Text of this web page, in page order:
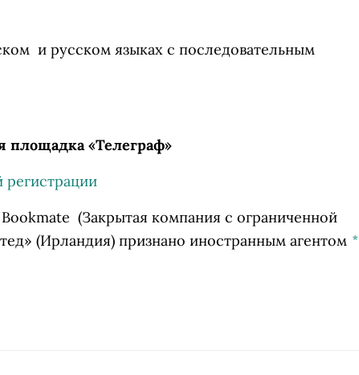
и русском языках с последовательным
площадка «Телеграф»
регистрации
(Закрытая компания с ограниченной
(Ирландия) признано иностранным агентом *